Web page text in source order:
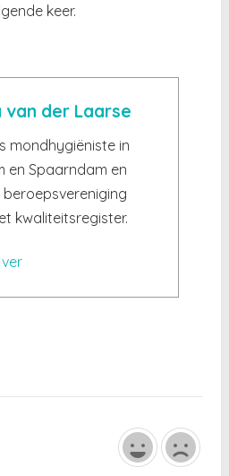
keer.
van der Laarse
mondhygiëniste in
en Spaarndam en
kwaliteitsregister.